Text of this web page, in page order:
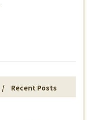
Recent Posts